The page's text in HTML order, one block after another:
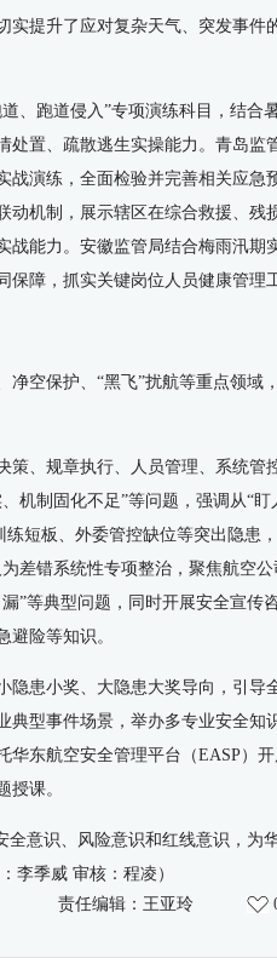
实提升了应对复杂天气、突发事件
、跑道侵入”专项演练科目 ， 结合
处置、疏散逃生实操能力。青岛监
战演练，全面检验并完善相关应急
动机制，展示辖区在综合救援、残
战能力。安徽监管局结合梅雨汛期
保障，抓实关键岗位人员健康管理
净空保护、“黑飞”扰航等重点领域
策、规章执行、人员管理、系统管
机制固化不足”等问题，强调从“盯
短板、外委管控缺位等突出隐患
差错系统性专项整治，聚焦航空公
”等典型问题 ， 同时开展安全宣传
避险等知识。
隐患小奖、大隐患大奖导向，引导
典型事件场景，举办多专业安全知
东航空安全管理平台（EASP）
授课。
全意识、风险意识和红线意识，为
李季威 审核：程凌）
责任编辑： 王亚玲